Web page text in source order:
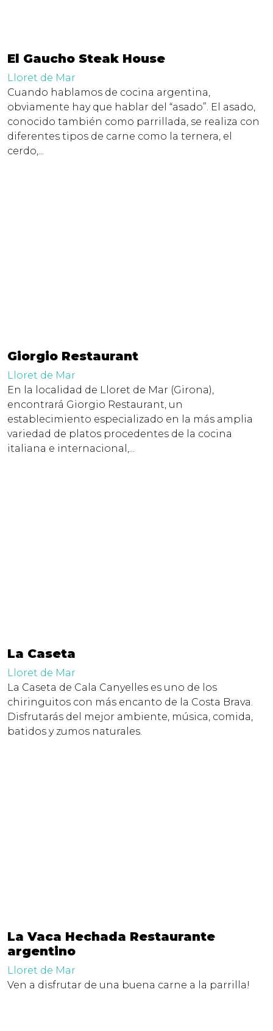
El Gaucho Steak House
Lloret de Mar
Cuando hablamos de cocina argentina,
obviamente hay que hablar del “asado”. El asado,
conocido también como parrillada, se realiza con
diferentes tipos de carne como la ternera, el
cerdo,...
Giorgio Restaurant
Lloret de Mar
En la localidad de Lloret de Mar (Girona),
encontrará Giorgio Restaurant, un
establecimiento especializado en la más amplia
variedad de platos procedentes de la cocina
italiana e internacional,...
La Caseta
Lloret de Mar
La Caseta de Cala Canyelles es uno de los
chiringuitos con más encanto de la Costa Brava.
Disfrutarás del mejor ambiente, música, comida,
batidos y zumos naturales.
La Vaca Hechada Restaurante
argentino
Lloret de Mar
Ven a disfrutar de una buena carne a la parrilla!